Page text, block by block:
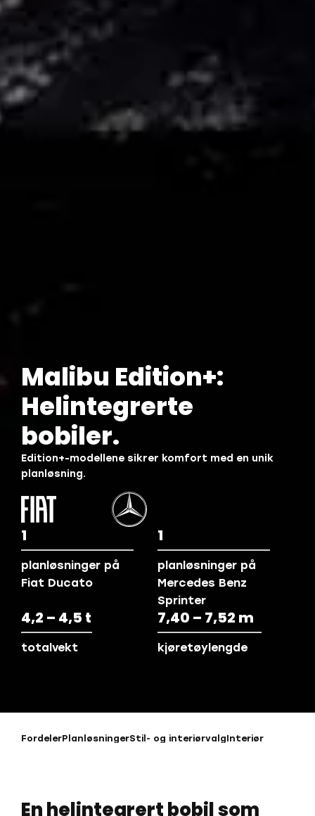
Malibu Edition+:
Helintegrerte
bobiler.
Edition+-modellene sikrer komfort med en unik
planløsning.
1
planløsninger på
Fiat Ducato
1
planløsninger på
Mercedes Benz
Sprinter
4,2 – 4,5 t
totalvekt
7,40 – 7,52 m
kjøretøylengde
FordelerPlanløsningerStil- og interiørvalgInteriør
En helintegrert bobil som